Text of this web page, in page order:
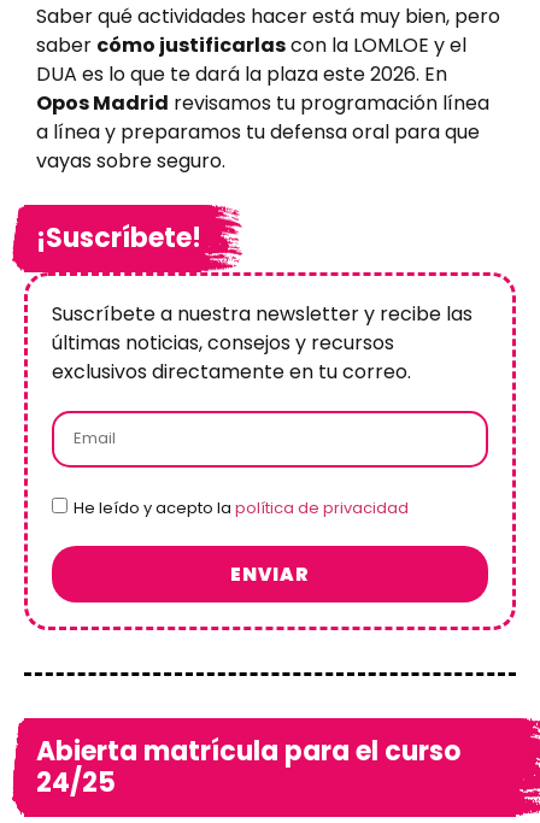
Saber qué actividades hacer está muy bien, pero
saber cómo justificarlascon la LOMLOE y el
DUA es lo que te dará la plaza este 2026. En
Opos Madrid revisamos tu programación línea
a línea y preparamos tu defensa oral para que
vayas sobre seguro.
¡Suscríbete!
Suscríbete a nuestra newsletter y recibe las
últimas noticias, consejos y recursos
exclusivos directamente en tu correo.
He leído y acepto la política de privacidad
ENVIAR
Abierta matrícula para el curso
24/25